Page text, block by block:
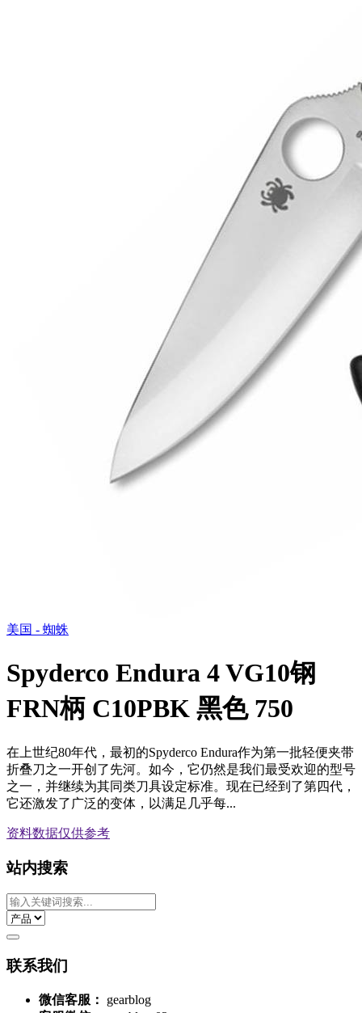
美国 - 蜘蛛
Spyderco Endura 4 VG10钢
FRN柄 C10PBK 黑色 750
在上世纪80年代，最初的Spyderco Endura作为第一批轻便夹带
折叠刀之一开创了先河。如今，它仍然是我们最受欢迎的型号
之一，并继续为其同类刀具设定标准。现在已经到了第四代，
它还激发了广泛的变体，以满足几乎每...
资料数据仅供参考
站内搜索
联系我们
微信客服：
gearblog